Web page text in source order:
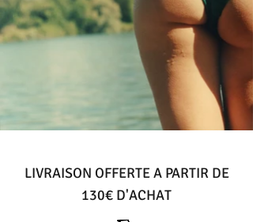
LIVRAISON OFFERTE A PARTIR DE
130€ D'ACHAT